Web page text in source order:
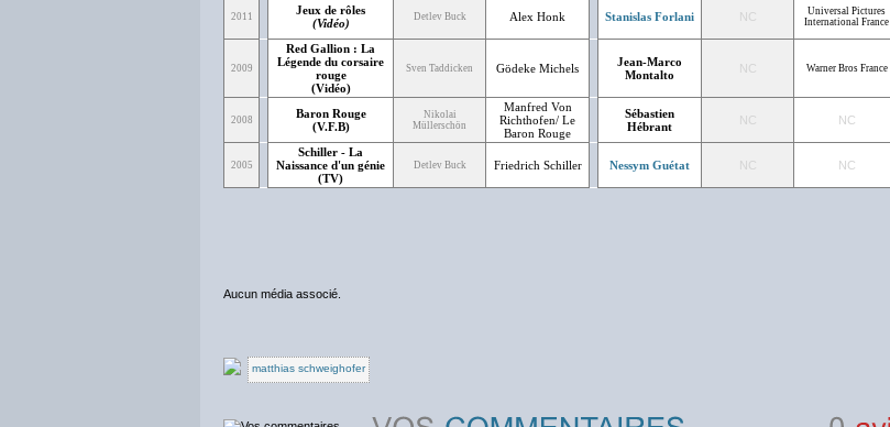
2011
Jeux de rôles
(Vidéo)
Detlev Buck Alex Honk Stanislas Forlani NC
Universal Pictures
International France
2009
Red Gallion : La
Légende du corsaire
rouge
(Vidéo)
Sven Taddicken Gödeke Michels
Jean-Marco
Montalto
NC Warner Bros France
2008
Baron Rouge
(V.F.B)
Nikolai
Müllerschön
Manfred Von
Richthofen/ Le
Baron Rouge
Sébastien
Hébrant
NC NC
2005
Schiller - La
Naissance d'un génie
(TV)
Detlev Buck Friedrich Schiller Nessym Guétat NC NC
Aucun média associé.
matthias schweighofer